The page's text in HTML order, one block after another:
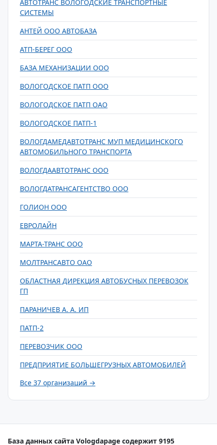
АВТОТРАНС ВОЛОГОДСКИЕ ТРАНСПОРТНЫЕ
СИСТЕМЫ
АНТЕЙ ООО АВТОБАЗА
АТП-БЕРЕГ ООО
БАЗА МЕХАНИЗАЦИИ ООО
ВОЛОГОДСКОЕ ПАТП ООО
ВОЛОГОДСКОЕ ПАТП ОАО
ВОЛОГОДСКОЕ ПАТП-1
ВОЛОГДАМЕДАВТОТРАНС МУП МЕДИЦИНСКОГО
АВТОМОБИЛЬНОГО ТРАНСПОРТА
ВОЛОГДААВТОТРАНС ООО
ВОЛОГДАТРАНСАГЕНТСТВО ООО
ГОЛИОН ООО
ЕВРОЛАЙН
МАРТА-ТРАНС ООО
МОЛТРАНСАВТО ОАО
ОБЛАСТНАЯ ДИРЕКЦИЯ АВТОБУСНЫХ ПЕРЕВОЗОК
ГП
ПАРАНИЧЕВ А. А. ИП
ПАТП-2
ПЕРЕВОЗЧИК ООО
ПРЕДПРИЯТИЕ БОЛЬШЕГРУЗНЫХ АВТОМОБИЛЕЙ
Все 37 организаций →
База данных сайта Vologdapage содержит 9195